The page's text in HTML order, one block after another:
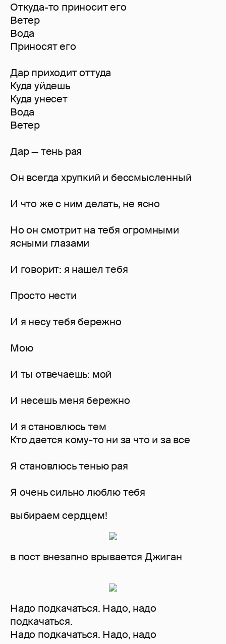
Откуда-то приносит его
Ветер
Вода
Приносят его
Дар приходит оттуда
Куда уйдешь
Куда унесет
Вода
Ветер
Дар — тень рая
Он всегда хрупкий и бессмысленный
И что же с ним делать, не ясно
Но он смотрит на тебя огромными
ясными глазами
И говорит: я нашел тебя
Просто нести
И я несу тебя бережно
Мою
И ты отвечаешь: мой
И несешь меня бережно
И я становлюсь тем
Кто дается кому-то ни за что и за все
Я становлюсь тенью рая
Я очень сильно люблю тебя
выбираем сердцем!
в пост внезапно врывается Джиган
Надо подкачаться. Надо, надо
подкачаться.
Надо подкачаться. Надо, надо